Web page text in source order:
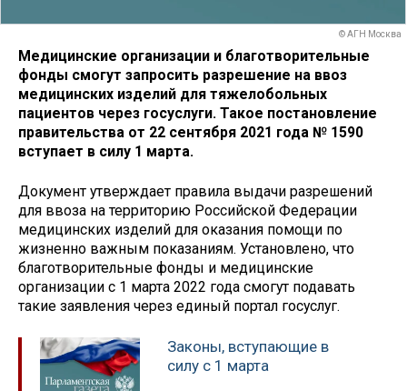
© АГН Москва
Медицинские организации и благотворительные
фонды смогут запросить разрешение на ввоз
медицинских изделий для тяжелобольных
пациентов через госуслуги. Такое постановление
правительства от 22 сентября 2021 года № 1590
вступает в силу 1 марта.
Документ утверждает правила выдачи разрешений
для ввоза на территорию Российской Федерации
медицинских изделий для оказания помощи по
жизненно важным показаниям. Установлено, что
благотворительные фонды и медицинские
организации с 1 марта 2022 года смогут подавать
такие заявления через единый портал госуслуг.
Законы, вступающие в
силу с 1 марта